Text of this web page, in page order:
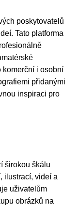
poskytovatelů
Tato platforma
komerční i osobní
přidanými
inspiraci pro
širokou škálu
ilustrací, videí a
uživatelům
obrázků na